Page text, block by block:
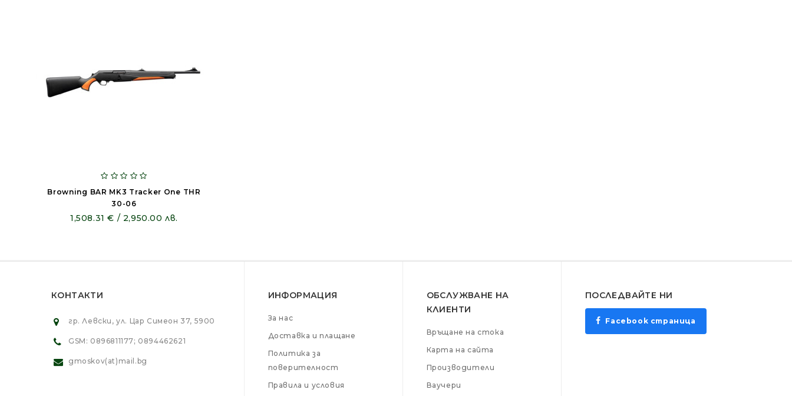
Browning BAR MK3 Tracker One THR
30-06
1,508.31 € / 2,950.00 лв.
КОНТАКТИ
гр. Левски, ул. Цар Симеон 37, 5900
GSM: 0896811177; 0894462621
gmoskov(at)mail.bg
ИНФОРМАЦИЯ
За нас
Доставка и плащане
Политика за
поверителност
Правила и условия
ОБСЛУЖВАНЕ НА
КЛИЕНТИ
Връщане на стока
Карта на сайта
Производители
Ваучери
ПОСЛЕДВАЙТЕ НИ
Facebook страница